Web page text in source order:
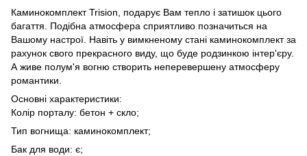
Каминокомплект Trision, подарує Вам тепло і затишок цього
багаття. Подібна атмосфера сприятливо позначиться на
Вашому настрої. Навіть у вимкненому стані каминокомплект за
рахунок свого прекрасного виду, що буде родзинкою інтер'єру.
А живе полум'я вогню створить неперевершену атмосферу
романтики.
Основні характеристики:
Колір порталу: бетон + скло;
Тип вогнища: каминокомплект;
Бак для води: є;